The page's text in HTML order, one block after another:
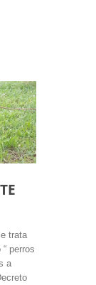
trata
perros
a